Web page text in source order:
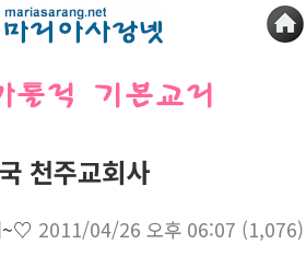
천주교회사
~♡ 2011/04/26 오후 06:07 (1,076)